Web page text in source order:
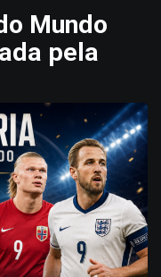
Mundo
pela